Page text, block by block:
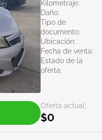
Kilometraje:
Daño:
Tipo de
documento:
Ubicación:
Fecha de venta:
Estado de la
oferta:
Oferta actual:
$0